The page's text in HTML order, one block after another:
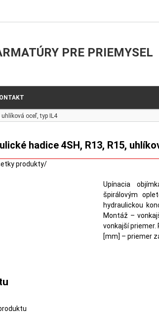
PRE PRIEMYSEL
oceľ, typ IL4
hadice 4SH, R13, R15,
produkty/
Upínacia
špirálovým
hydraulickou
Montáž –
vonkajší priemer.
[mm] – priemer